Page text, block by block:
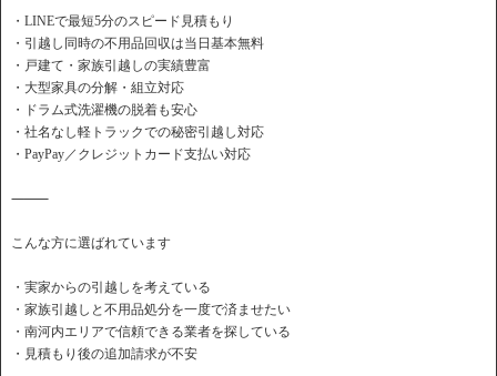
・LINEで最短5分のスピード見積もり
・引越し同時の不用品回収は当日基本無料
・戸建て・家族引越しの実績豊富
・大型家具の分解・組立対応
・ドラム式洗濯機の脱着も安心
・社名なし軽トラックでの秘密引越し対応
・PayPay／クレジットカード支払い対応
⸻
こんな方に選ばれています
・実家からの引越しを考えている
・家族引越しと不用品処分を一度で済ませたい
・南河内エリアで信頼できる業者を探している
・見積もり後の追加請求が不安